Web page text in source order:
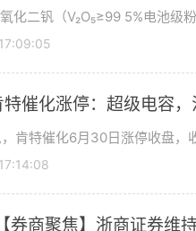
化二钒（V₂O₅≥99 5%电池级
催化涨停：超级电容，
肯特催化6月30日涨停收盘
券商聚焦】浙商证券维